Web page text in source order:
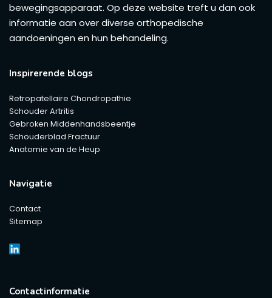
bewegingsapparaat. Op deze website treft u dan ook
informatie aan over diverse orthopedische
aandoeningen en hun behandeling.
Inspirerende blogs
Retropatellaire Chondropathie
Schouder Artritis
Gebroken Middenhandsbeentje
Schouderblad Fractuur
Anatomie van de Heup
Navigatie
Contact
Sitemap
Contactinformatie